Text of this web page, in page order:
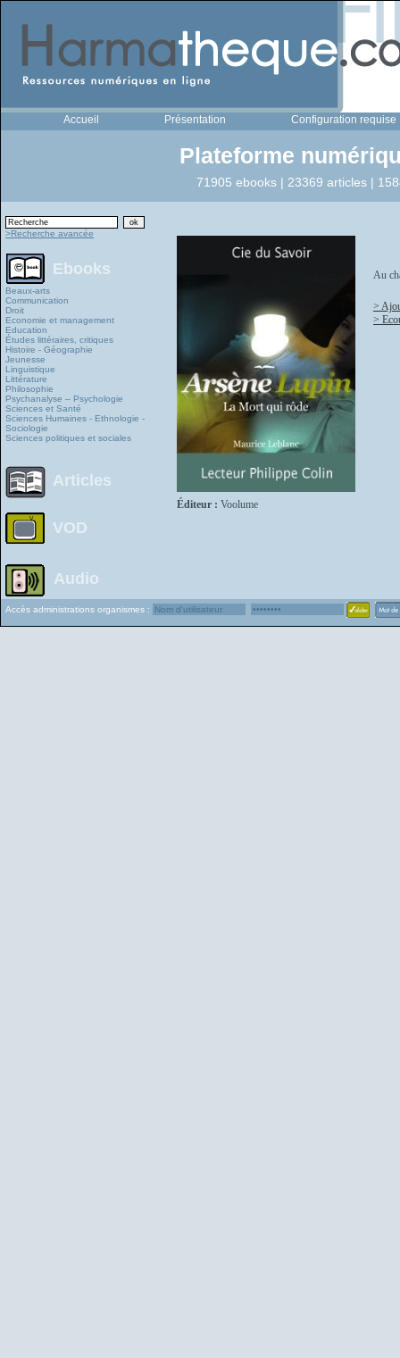
Accueil Présentation Configuration requise
Plateforme
71905 ebooks | 23369 articles |
>Recherche avancée
Ebooks
Beaux-arts
Communication
Droit
Economie et management
Education
Études littéraires, critiques
Histoire - Géographie
Jeunesse
Linguistique
Littérature
Philosophie
Psychanalyse – Psychologie
Sciences et Santé
Sciences Humaines - Ethnologie -
Sociologie
Sciences politiques et sociales
Articles
VOD
Audio
Éditeur : Voolume
Au
>
>
Accès administrations organismes :